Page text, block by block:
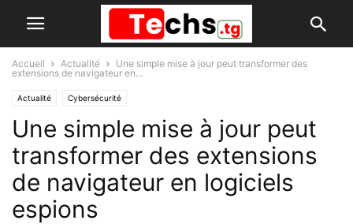
Accueil Actualité
Une simple mise à jour peut transformer des
extensions de navigateur en...
Actualité Cybersécurité
Une simple mise à jour peut
transformer des extensions
de navigateur en logiciels
espions